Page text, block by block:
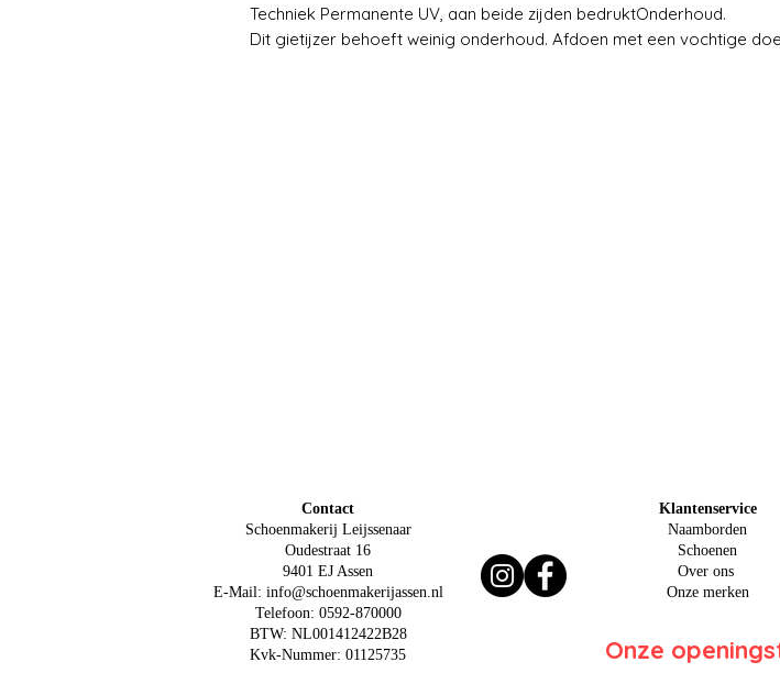
Techniek Permanente UV, aan beide zijden bedruktOnderhoud.
Dit gietijzer behoeft weinig onderhoud. Afdoen met een vochtige
Contact
Schoenmakerij Leijssenaar
Oudestraat 16
9401 EJ Assen
E-Mail: info@schoenmakerijassen.nl
Telefoon: 0592-870000
BTW: NL001412422B28
Kvk-Nummer: 01125735
Klantenservice
Naamborden
Schoenen
Over ons
Onze merken
Onze